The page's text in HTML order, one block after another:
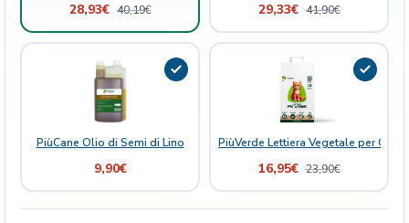
n
28,93€ 40,19€ 29,33€ 41,90€
PiùCane Olio di Semi di Lino
9,90€
PiùVerde Lettiera Vegetale per Gatti
16,95€ 23,90€